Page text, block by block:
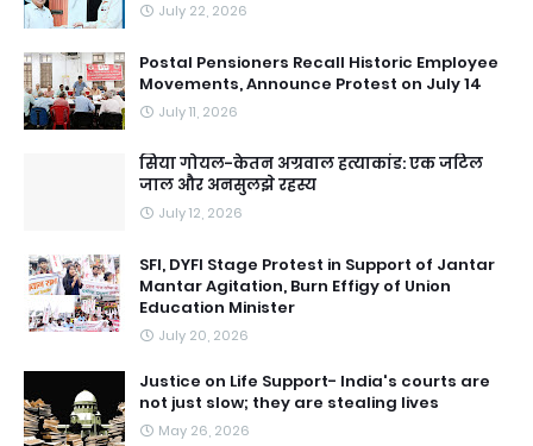
July 22, 2026
Postal Pensioners Recall Historic Employee
Movements, Announce Protest on July 14
July 11, 2026
सिया गोयल-केतन अग्रवाल हत्याकांड: एक जटिल
जाल और अनसुलझे रहस्य
July 12, 2026
SFI, DYFI Stage Protest in Support of Jantar
Mantar Agitation, Burn Effigy of Union
Education Minister
July 20, 2026
Justice on Life Support- India's courts are
not just slow; they are stealing lives
May 26, 2026